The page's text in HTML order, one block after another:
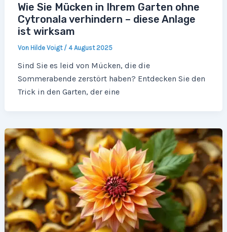
Wie Sie Mücken in Ihrem Garten ohne
Cytronala verhindern – diese Anlage
ist wirksam
Von Hilde Voigt / 4 August 2025
Sind Sie es leid von Mücken, die die
Sommerabende zerstört haben? Entdecken Sie den
Trick in den Garten, der eine